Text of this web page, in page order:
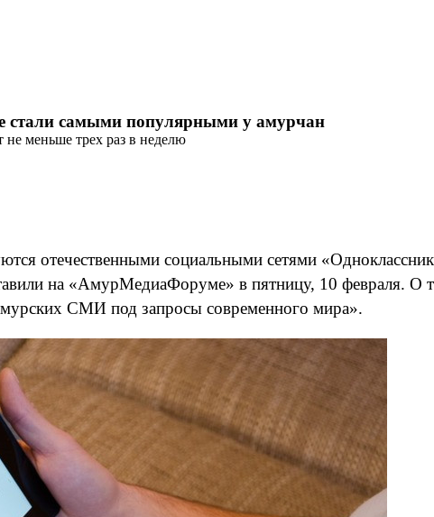
стали самыми популярными у амурчан
не меньше трех раз в неделю
отечественными социальными сетями
на «АмурМедиаФоруме» в пятницу, 10 февраля. О
СМИ под запросы современного мира».